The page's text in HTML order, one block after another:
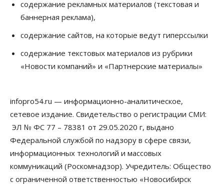
Недвижимость
Антон Рехтин: Вместе строим будущее
10 Августа 2026, 13:15
Цены в ресторанах Новосибирска выросли на 8%
10 Августа 2026, 13:00
церковь посетит 50 поселений Новосибирской
области
10 Августа 2026, 12:15
Общество
В Новосибирской области число дел о
банкротстве с начала года выросло на 7,2 %
10 Августа 2026, 12:00
содержание рекламных материалов (текстовая и
баннерная реклама),
содержание сайтов, на которые ведут гиперссылки
содержание текстовых материалов из рубрики
«Новости компаний» и «Партнерские материалы»
infopro54.ru — информационно-аналитическое,
сетевое издание. Свидетельство о регистрации СМИ:
ЭЛ № ФС 77 – 78381 от 29.05.2020 г, выдано
Федеральной службой по надзору в сфере связи,
информационных технологий и массовых
коммуникаций (Роскомнадзор). Учредитель: Общество
с ограниченной ответственностью «Новосибирск